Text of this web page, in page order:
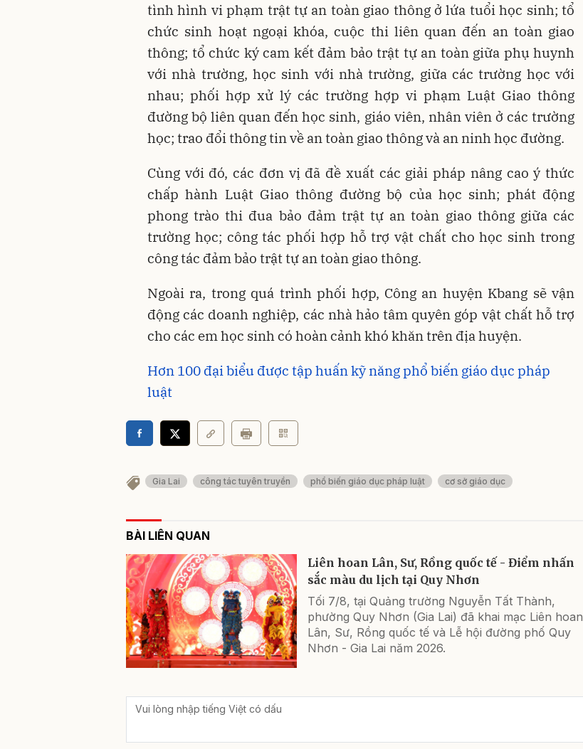
tình hình vi phạm trật tự an toàn giao thông ở lứa tuổi học sinh; tổ
chức sinh hoạt ngoại khóa, cuộc thi liên quan đến an toàn giao
thông; tổ chức ký cam kết đảm bảo trật tự an toàn giữa phụ huynh
với nhà trường, học sinh với nhà trường, giữa các trường học với
nhau; phối hợp xử lý các trường hợp vi phạm Luật Giao thông
đường bộ liên quan đến học sinh, giáo viên, nhân viên ở các trường
học; trao đổi thông tin về an toàn giao thông và an ninh học đường.
Cùng với đó, các đơn vị đã đề xuất các giải pháp nâng cao ý thức
chấp hành Luật Giao thông đường bộ của học sinh; phát động
phong trào thi đua bảo đảm trật tự an toàn giao thông giữa các
trường học; công tác phối hợp hỗ trợ vật chất cho học sinh trong
công tác đảm bảo trật tự an toàn giao thông.
Ngoài ra, trong quá trình phối hợp, Công an huyện Kbang sẽ vận
động các doanh nghiệp, các nhà hảo tâm quyên góp vật chất hỗ trợ
cho các em học sinh có hoàn cảnh khó khăn trên địa huyện.
Hơn 100 đại biểu được tập huấn kỹ năng phổ biến giáo dục pháp
luật
Gia Lai công tác tuyên truyền phổ biến giáo dục pháp luật cơ sở giáo dục
BÀI LIÊN QUAN
Liên hoan Lân, Sư, Rồng quốc tế - Điểm nhấn
sắc màu du lịch tại Quy Nhơn
Tối 7/8, tại Quảng trường Nguyễn Tất Thành,
phường Quy Nhơn (Gia Lai) đã khai mạc Liên hoan
Lân, Sư, Rồng quốc tế và Lễ hội đường phố Quy
Nhơn - Gia Lai năm 2026.